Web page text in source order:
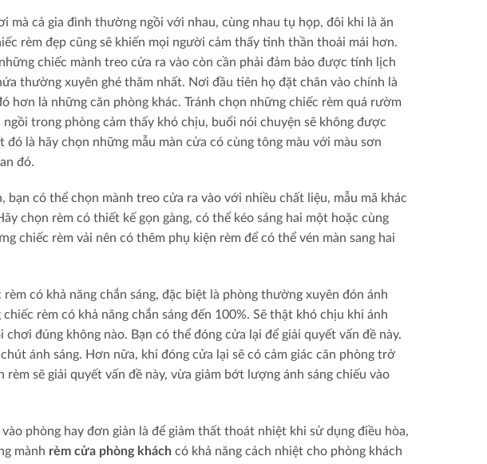
mà cả gia đình thường ngồi với nhau, cùng nhau tụ họp, đôi khi là ăn
rèm đẹp cũng sẽ khiến mọi người cảm thấy tinh thần thoải mái hơn.
chiếc mành treo cửa ra vào còn cần phải đảm bảo được tính lịch
thường xuyên ghé thăm nhất. Nơi đầu tiên họ đặt chân vào chính là
hơn là những căn phòng khác. Tránh chọn những chiếc rèm quá rườm
trong phòng cảm thấy khó chịu, buổi nói chuyện sẽ không được
là hãy chọn những mẫu màn cửa có cùng tông màu với màu sơn
đó.
bạn có thể chọn mành treo cửa ra vào với nhiều chất liệu, mẫu mã khác
chọn rèm có thiết kế gọn gàng, có thể kéo sáng hai một hoặc cùng
chiếc rèm vải nên có thêm phụ kiện rèm để có thể vén màn sang hai
có khả năng chắn sáng, đặc biệt là phòng thường xuyên đón ánh
rèm có khả năng chắn sáng đến 100%. Sẽ thật khó chịu khi ánh
đúng không nào. Bạn có thể đóng cửa lại để giải quyết vấn đề này.
ánh sáng. Hơn nữa, khi đóng cửa lại sẽ có cảm giác căn phòng trở
sẽ giải quyết vấn đề này, vừa giảm bớt lượng ánh sáng chiếu vào
phòng hay đơn giản là để giảm thất thoát nhiệt khi sử dụng điều hòa,
mành rèm cửa phòng khách có khả năng cách nhiệt cho phòng khách